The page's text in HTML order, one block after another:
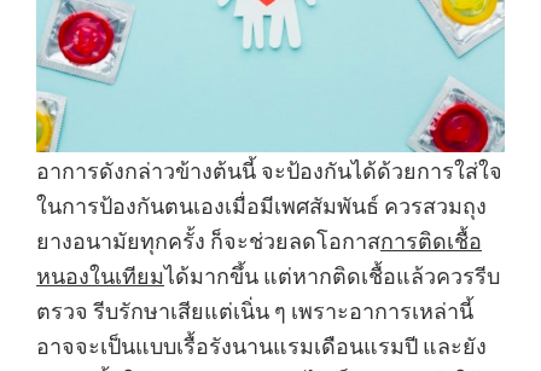
อาการดังกล่าวข้างต้นนี้ จะป้องกันได้ด้วยการใส่ใจ
ในการป้องกันตนเองเมื่อมีเพศสัมพันธ์ ควรสวมถุง
ยางอนามัยทุกครั้ง ก็จะช่วยลดโอกาสการติดเชื้อ
หนองในเทียมได้มากขึ้น แต่หากติดเชื้อแล้วควรรีบ
ตรวจ รีบรักษาเสียแต่เนิ่น ๆ เพราะอาการเหล่านี้
อาจจะเป็นแบบเรื้อรังนานแรมเดือนแรมปี และยัง